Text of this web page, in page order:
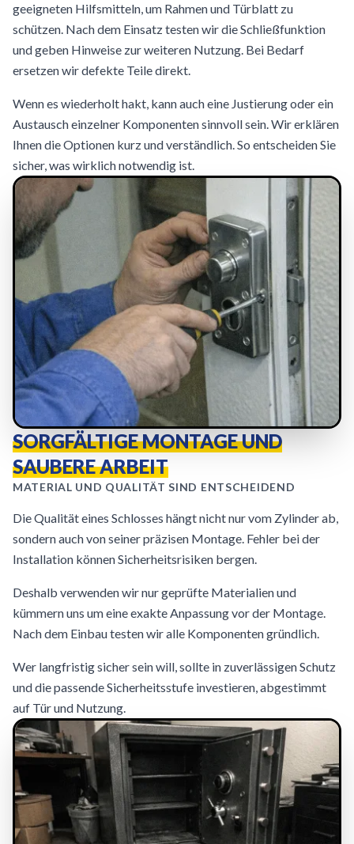
geeigneten Hilfsmitteln, um Rahmen und Türblatt zu
schützen. Nach dem Einsatz testen wir die Schließfunktion
und geben Hinweise zur weiteren Nutzung. Bei Bedarf
ersetzen wir defekte Teile direkt.
Wenn es wiederholt hakt, kann auch eine Justierung oder ein
Austausch einzelner Komponenten sinnvoll sein. Wir erklären
Ihnen die Optionen kurz und verständlich. So entscheiden Sie
sicher, was wirklich notwendig ist.
SORGFÄLTIGE MONTAGE UND
SAUBERE ARBEIT
MATERIAL UND QUALITÄT SIND ENTSCHEIDEND
Die Qualität eines Schlosses hängt nicht nur vom Zylinder ab,
sondern auch von seiner präzisen Montage. Fehler bei der
Installation können Sicherheitsrisiken bergen.
Deshalb verwenden wir nur geprüfte Materialien und
kümmern uns um eine exakte Anpassung vor der Montage.
Nach dem Einbau testen wir alle Komponenten gründlich.
Wer langfristig sicher sein will, sollte in zuverlässigen Schutz
und die passende Sicherheitsstufe investieren, abgestimmt
auf Tür und Nutzung.